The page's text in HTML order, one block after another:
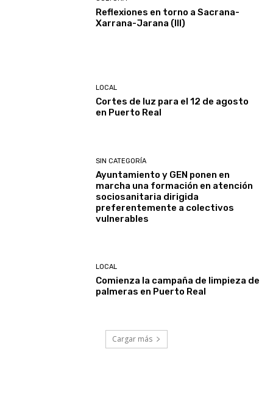
Reflexiones en torno a Sacrana-
Xarrana-Jarana (III)
LOCAL
Cortes de luz para el 12 de agosto
en Puerto Real
SIN CATEGORÍA
Ayuntamiento y GEN ponen en
marcha una formación en atención
sociosanitaria dirigida
preferentemente a colectivos
vulnerables
LOCAL
Comienza la campaña de limpieza de
palmeras en Puerto Real
Cargar más